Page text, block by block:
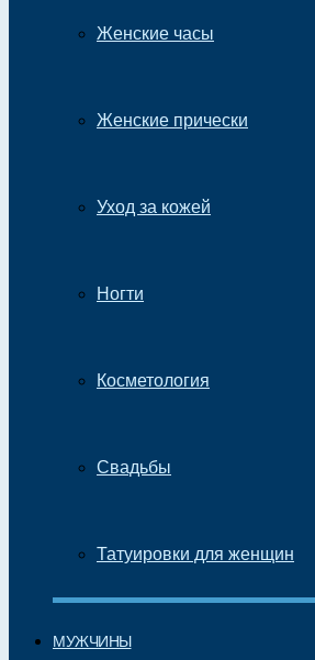
Женские часы
Женские прически
Уход за кожей
Ногти
Косметология
Свадьбы
Татуировки для женщин
МУЖЧИНЫ